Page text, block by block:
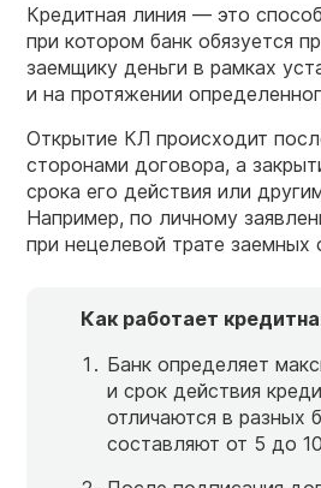
Кредитная линия — это
при котором банк обязуется
заемщику деньги в рамках
и на протяжении
Открытие КЛ происходит
сторонами договора, а
срока его действия или
Например, по личному
при нецелевой трате заемных
Как работает
Банк определяет
и срок действия
отличаются в разных
составляют от 5 до